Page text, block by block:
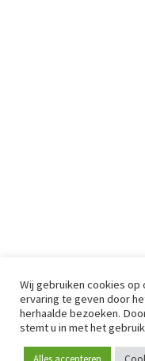
Wij gebruiken cookies
ervaring te geven door
herhaalde bezoeken.
stemt u in met het